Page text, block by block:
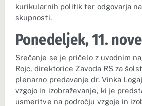
kurikularnih politik ter odgovarja
skupnosti.
Ponedeljek, 11.
Srečanje se je pričelo z uvodnim
Rojc, direktorice Zavoda RS za
plenarno predavanje dr. Vinka
vzgojo in izobraževanje, ki je
usmeritve na področju vzgoje in